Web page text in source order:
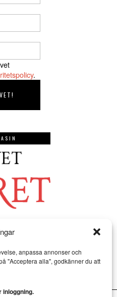
anpassa annonser och
"Acceptera alla", godkänner du att
inloggning.
.